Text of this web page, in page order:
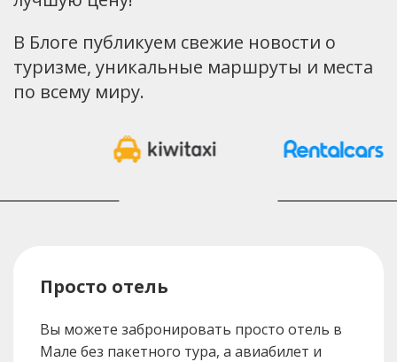
В Блоге публикуем свежие новости о
туризме, уникальные маршруты и места
по всему миру.
Просто отель
Вы можете забронировать просто отель в
Мале без пакетного тура, а авиабилет и